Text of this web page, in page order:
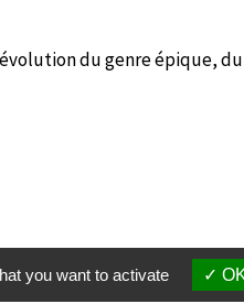
du genre épique,
you want to activate